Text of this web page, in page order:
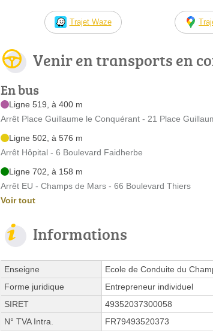
Trajet Waze
Venir en transports en
En bus
Ligne 519, à 400 m
Arrêt Place Guillaume le Conquérant - 21 Place
Ligne 502, à 576 m
Arrêt Hôpital - 6 Boulevard Faidherbe
Ligne 702, à 158 m
Arrêt EU - Champs de Mars - 66 Boulevard Thiers
Voir tout
Informations
Enseigne
Ecole de Conduite du
Forme juridique
Entrepreneur individuel
SIRET
49352037300058
N° TVA Intra.
FR79493520373